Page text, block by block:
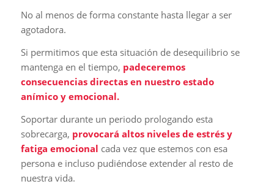
No al menos de forma constante hasta llegar a ser
agotadora.
Si permitimos que esta situación de desequilibrio se
mantenga en el tiempo, padeceremos
consecuencias directas en nuestro estado
anímico y emocional.
Soportar durante un periodo prologando esta
sobrecarga, provocará altos niveles de estrés y
fatiga emocional cada vez que estemos con esa
persona e incluso pudiéndose extender al resto de
nuestra vida.